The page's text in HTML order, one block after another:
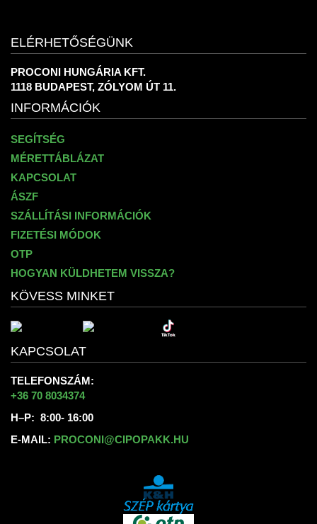
ELÉRHETŐSÉGÜNK
PROCONI HUNGÁRIA KFT.
1118 BUDAPEST, ZÓLYOM ÚT 11.
INFORMÁCIÓK
SEGÍTSÉG
MÉRETTÁBLÁZAT
KAPCSOLAT
ÁSZF
SZÁLLÍTÁSI INFORMÁCIÓK
FIZETÉSI MÓDOK
OTP
HOGYAN KÜLDHETEM VISSZA?
KÖVESS MINKET
KAPCSOLAT
TELEFONSZÁM:
+36 70 8034374
H–P: 8:00- 16:00
E-MAIL: PROCONI@CIPOPAKK.HU